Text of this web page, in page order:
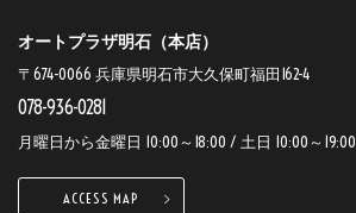
オートプラザ明石（本店）
〒674-0066 兵庫県明石市大久保町福田162-4
078-936-0281
月曜日から金曜日 10:00～18:00 / 土日 10:00～19:00
ACCESS MAP